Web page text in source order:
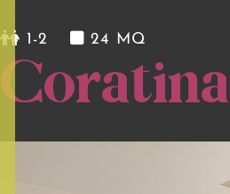
1-2 24 MQ
Coratina